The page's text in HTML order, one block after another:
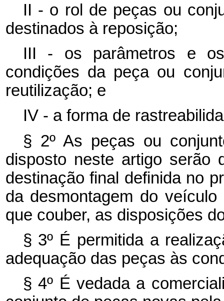
II - o rol de peças ou
destinados à reposição;
III - os parâmetros e
condições da peça ou
reutilização; e
IV - a forma de
§ 2º As peças ou
disposto neste artigo serão
destinação final definida no
da desmontagem do
que couber, as disposições
§ 3º É permitida a
adequação das peças às
§ 4º É vedada a